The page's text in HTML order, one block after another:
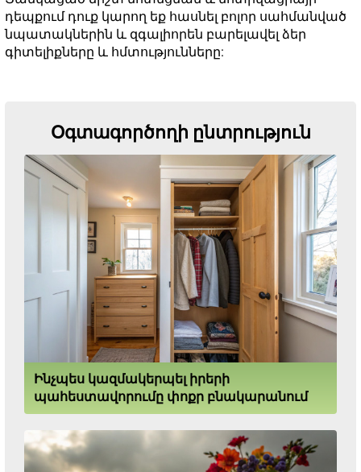
դեպքում դուք կարող եք հասնել բոլոր սահմանված
նպատակներին և զգալիորեն բարելավել ձեր
գիտելիքները և հմտությունները:
Օգտագործողի ընտրություն
Ինչպես կազմակերպել իրերի
պահեստավորումը փոքր բնակարանում